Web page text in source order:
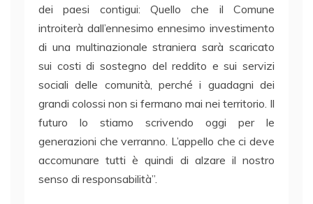
dei paesi contigui: Quello che il Comune
introiterà dall’ennesimo ennesimo investimento
di una multinazionale straniera sarà scaricato
sui costi di sostegno del reddito e sui servizi
sociali delle comunità, perché i guadagni dei
grandi colossi non si fermano mai nei territorio. Il
futuro lo stiamo scrivendo oggi per le
generazioni che verranno. L’appello che ci deve
accomunare tutti è quindi di alzare il nostro
senso di responsabilità”.